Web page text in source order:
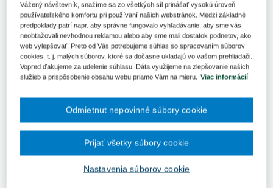
BRATISLAVA 24. mája (SITA) - Riaditeľom štátneho podniku
Slovthermae, Kúpele Diamant Dudince by sa mal stať Ľuboslav
Jankovič. Do funkcie ho odporúča ustanoviť výberová komisia.
Vyplýva to z informácií uvedených na webstránke ministerstva
zdravotníctva. Jankovič uspel vo výberovom konaní na obsadenie
postu riaditeľa kúpeľov v konkurencii ďalších piatich kandidátov.
Dudince, š.p. už po druhýkrát v tomto roku. Prvé výberové
konanie vyhlásené ešte začiatkom januára bolo neúspešné, rezort
tak v marci výzvu zopakoval. Do januárového výberového konania
pohovoru aj zúčastnilo. Komisiou však neprešiel žiadny zo
záujemcov o post riaditeľa. Podľa zdôvodnenia ani jeden z nich
nezískal potrebný počet bodov.
Vážený návštevník, snažíme sa zo všetkých síl prinášať vysokú úroveň
používateľského komfortu pri používaní našich webstránok. Medzi základné
predpoklady patrí napr. aby správne fungovalo vyhľadávanie, aby sme vás
neobťažovali nevhodnou reklamou alebo aby sme mali dostatok podnetov, ako
web vylepšovať. Preto od Vás potrebujeme súhlas so spracovaním súborov
cookies, t. j. malých súborov, ktoré sa dočasne ukladajú vo vašom prehliadači.
Vopred ďakujeme za udelenie súhlasu. Dáta využijeme na zlepšovanie našich
služieb a prispôsobenie obsahu webu priamo Vám na mieru.
Viac informácií
Nastavenia súborov cookie
Odmietnut nepovinné súbory cookie
Prijať všetky súbory cookie